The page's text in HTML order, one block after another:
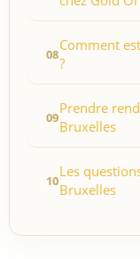
Comment
?
Prendre
Bruxelles
Les
Bruxelles